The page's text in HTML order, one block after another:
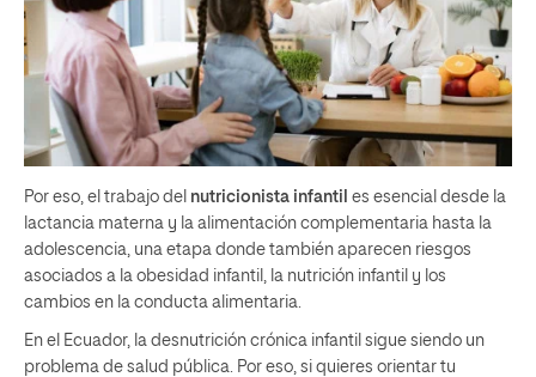
Por eso, el trabajo del nutricionista infantil es esencial desde la
lactancia materna y la alimentación complementaria hasta la
adolescencia, una etapa donde también aparecen riesgos
asociados a la obesidad infantil, la nutrición infantil y los
cambios en la conducta alimentaria.
En el Ecuador, la desnutrición crónica infantil sigue siendo un
problema de salud pública. Por eso, si quieres orientar tu